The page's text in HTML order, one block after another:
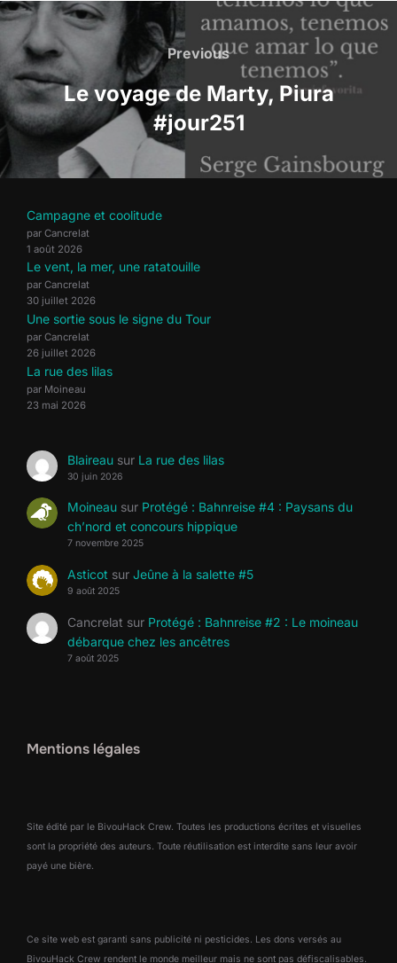
Navigation
de
l’article
Previous
Previous
Le voyage de Marty, Piura
#jour251
Campagne et coolitude
par Cancrelat
1 août 2026
Le vent, la mer, une ratatouille
par Cancrelat
30 juillet 2026
Une sortie sous le signe du Tour
par Cancrelat
26 juillet 2026
La rue des lilas
par Moineau
23 mai 2026
Blaireausur La rue des lilas
30 juin 2026
Moineausur Protégé : Bahnreise #4 : Paysans du
ch’nord et concours hippique
7 novembre 2025
Asticot sur Jeûne à la salette #5
9 août 2025
Cancrelat sur Protégé : Bahnreise #2 : Le moineau
débarque chez les ancêtres
7 août 2025
Mentions légales
Site édité par le BivouHack Crew. Toutes les productions écrites et visuelles
sont la propriété des auteurs. Toute réutilisation est interdite sans leur avoir
payé une bière.
Ce site web est garanti sans publicité ni pesticides. Les dons versés au
BivouHack Crew rendent le monde meilleur mais ne sont pas défiscalisables.